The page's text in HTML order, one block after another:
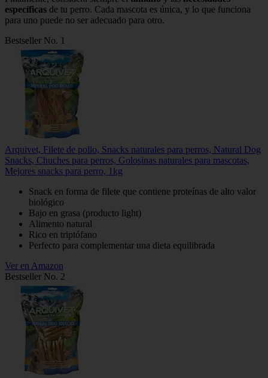
específicas de tu perro. Cada mascota es única, y lo que funciona
para uno puede no ser adecuado para otro.
Bestseller No. 1
Arquivet, Filete de pollo, Snacks naturales para perros, Natural Dog
Snacks, Chuches para perros, Golosinas naturales para mascotas,
Mejores snacks para perro, 1kg
Snack en forma de filete que contiene proteínas de alto valor
biológico
Bajo en grasa (producto light)
Alimento natural
Rico en triptófano
Perfecto para complementar una dieta equilibrada
Ver en Amazon
Bestseller No. 2